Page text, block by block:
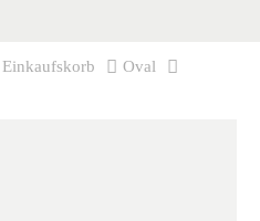
Einkaufskorb
Oval